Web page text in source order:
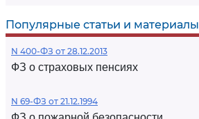
Популярные статьи и материалы
N 400-ФЗ от 28.12.2013
ФЗ о страховых пенсиях
N 69-ФЗ от 21.12.1994